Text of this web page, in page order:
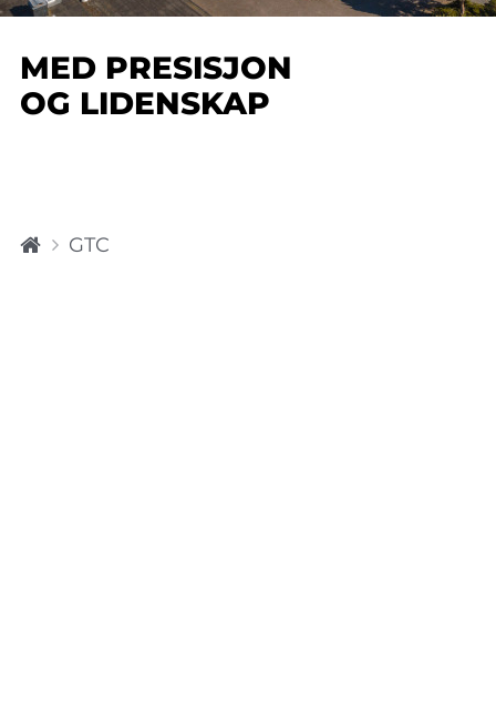
MED PRESISJON
OG LIDENSKAP
H
GTC